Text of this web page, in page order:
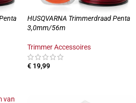
HUSQVARNA Trimmerdraad Penta
3,0mm/56m
Trimmer Accessoires
€ 19,99